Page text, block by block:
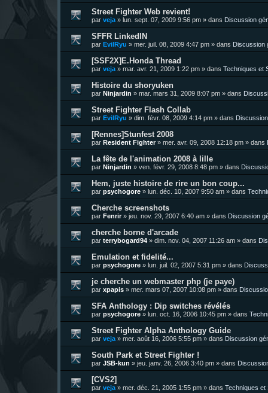
Street Fighter Web revient!
par veja » lun. sept. 07, 2009 9:56 pm » dans Discussion
SFFR LinkedIN
par EvilRyu » mer. juil. 08, 2009 4:47 pm » dans Discussion
[SSF2X]E.Honda Thread
par veja » mar. avr. 21, 2009 1:22 pm » dans Techniques et
Histoire du shoryuken
par Ninjardin » mar. mars 31, 2009 8:07 pm » dans
Street Fighter Flash Collab
par EvilRyu » dim. févr. 08, 2009 4:14 pm » dans
[Rennes]Stunfest 2008
par Resident Fighter» mer. avr. 09, 2008 12:18 pm » dans
La fête de l'animation 2008 à lille
par Ninjardin » ven. févr. 29, 2008 8:48 pm » dans
Hem, juste histoire de rire un bon coup...
par psychogore » lun. déc. 10, 2007 9:50 am » dans
Cherche screenshots
par Fenrir» jeu. nov. 29, 2007 6:40 am » dans Discussion
cherche borne d'arcade
par terrybogard94 » dim. nov. 04, 2007 11:26 am » dans
Emulation et fidelité...
par psychogore » lun. juil. 02, 2007 5:31 pm » dans
je cherche un webmaster php (je paye)
par xpapis » mer. mars 07, 2007 10:08 pm » dans
SFA Anthology : Dip switches révélés
par psychogore » lun. oct. 16, 2006 10:45 pm » dans
Street Fighter Alpha Anthology Guide
par veja » mer. août 16, 2006 5:55 pm » dans Discussion
South Park et Street Fighter !
par JSB-kun » jeu. janv. 26, 2006 3:40 pm » dans
[CVS2]
par veja » mer. déc. 21, 2005 1:55 pm » dans Techniques et